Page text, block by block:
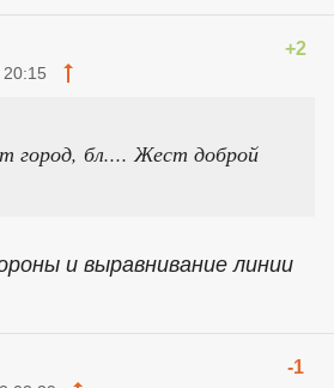
+2
город, бл.... Жест доброй
и выравнивание линии
-1